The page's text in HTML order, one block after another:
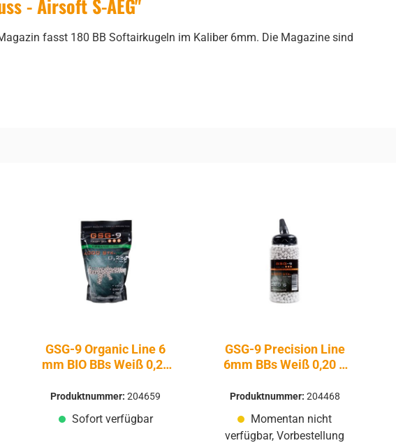
- Airsoft S-AEG"
fasst 180 BB Softairkugeln im Kaliber 6mm. Die Magazine sind
GSG-9 Organic Line 6
mm BIO BBs Weiß 0,25
Produktnummer:204659
Sofort verfügbar
GSG-9 Precision Line
6mm BBs Weiß 0,20 g
Produktnummer: 204468
Momentan nicht
verfügbar, Vorbestellung